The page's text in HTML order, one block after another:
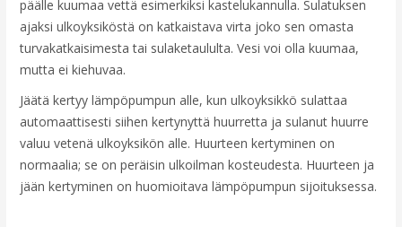
päälle kuumaa vettä esimerkiksi kastelukannulla. Sulatuksen
ajaksi ulkoyksiköstä on katkaistava virta joko sen omasta
turvakatkaisimesta tai sulaketaululta. Vesi voi olla kuumaa,
mutta ei kiehuvaa.
Jäätä kertyy lämpöpumpun alle, kun ulkoyksikkö sulattaa
automaattisesti siihen kertynyttä huurretta ja sulanut huurre
valuu vetenä ulkoyksikön alle. Huurteen kertyminen on
normaalia; se on peräisin ulkoilman kosteudesta. Huurteen ja
jään kertyminen on huomioitava lämpöpumpun sijoituksessa.